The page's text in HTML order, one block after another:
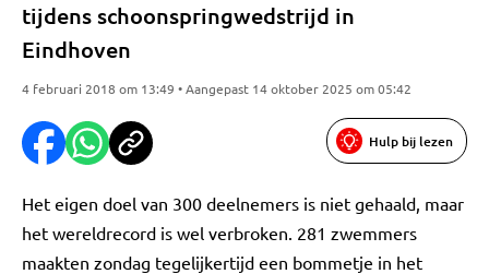
tijdens schoonspringwedstrijd in
Eindhoven
4 februari 2018 om 13:49 • Aangepast 14 oktober 2025 om 05:42
Hulp bij lezen
Het eigen doel van 300 deelnemers is niet gehaald, maar
het wereldrecord is wel verbroken. 281 zwemmers
maakten zondag tegelijkertijd een bommetje in het